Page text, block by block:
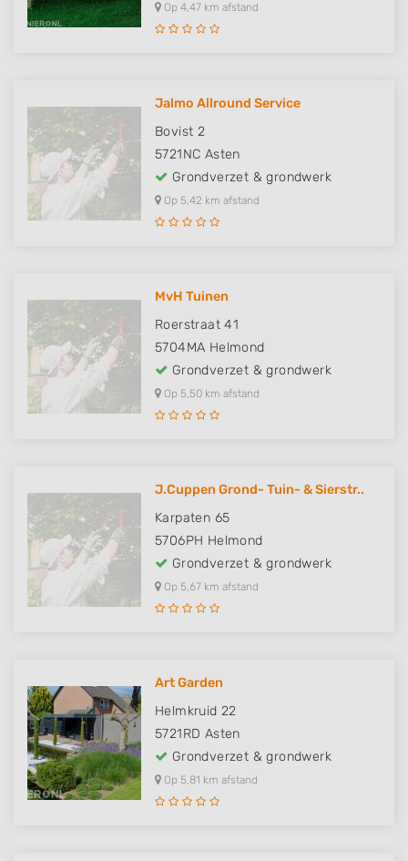
Op 4,47 km afstand
Jalmo Allround Service
Bovist 2
5721NC Asten
Grondverzet & grondwerk
Op 5,42 km afstand
MvH Tuinen
Roerstraat 41
5704MA Helmond
Grondverzet & grondwerk
Op 5,50 km afstand
J.Cuppen Grond- Tuin- & Sierstr..
Karpaten 65
5706PH Helmond
Grondverzet & grondwerk
Op 5,67 km afstand
Art Garden
Helmkruid 22
5721RD Asten
Grondverzet & grondwerk
Op 5,81 km afstand